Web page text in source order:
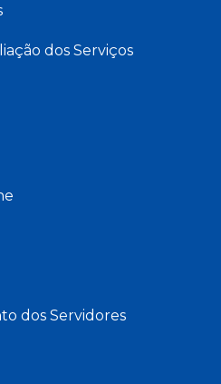
dos Serviços
dos Servidores